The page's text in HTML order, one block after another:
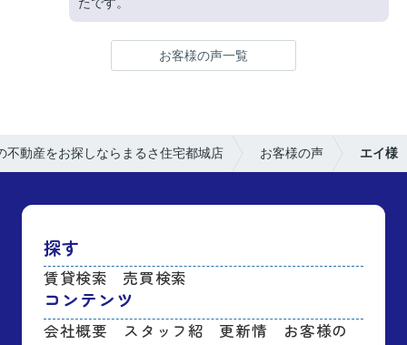
お客様の声一覧
不動産をお探しならまるさ住宅都城店 お客様の声 エイ様
探す
賃貸検索 売買検索
コンテンツ
会社概要
スタッフ紹
更新情
お客様の